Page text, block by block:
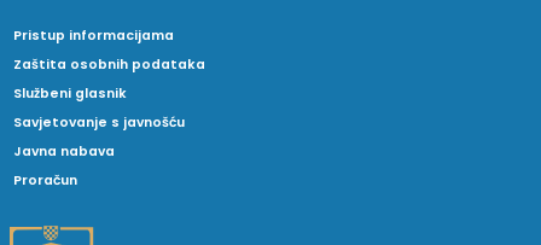
Pristup informacijama
Zaštita osobnih podataka
Službeni glasnik
Savjetovanje s javnošću
Javna nabava
Proračun